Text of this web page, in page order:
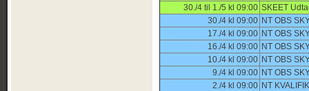
30./4 til 1./5 kl 09:00 SKEET
30./4 kl 09:00 NT OBS
17./4 kl 09:00 NT OBS
16./4 kl 09:00 NT OBS
10./4 kl 09:00 NT OBS
9./4 kl 09:00 NT OBS
2./4 kl 09:00 NT